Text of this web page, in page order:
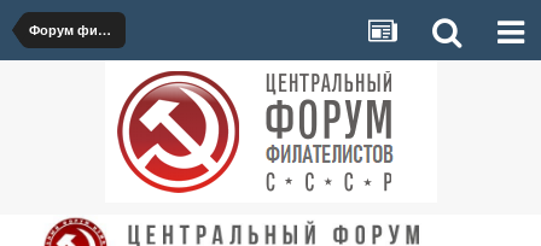
Форум филателистов